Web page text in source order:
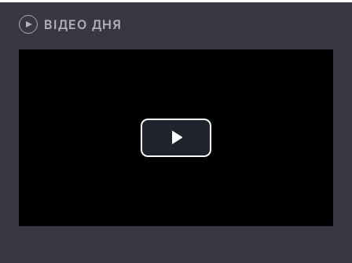
Інтерв'ю
ВІДЕО ДНЯ
Play